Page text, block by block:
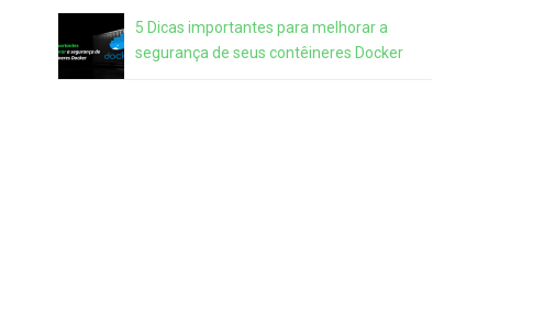
5 Dicas importantes para melhorar a
segurança de seus contêineres Docker